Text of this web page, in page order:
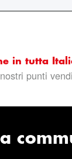
in tutta
punti